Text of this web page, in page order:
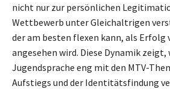
nicht nur zur persönlichen
Wettbewerb unter Gleichaltrigen
der am besten flexen kann, als Erfolg
angesehen wird. Diese Dynamik zeigt,
Jugendsprache eng mit den MTV-
Aufstiegs und der Identitätsfindung